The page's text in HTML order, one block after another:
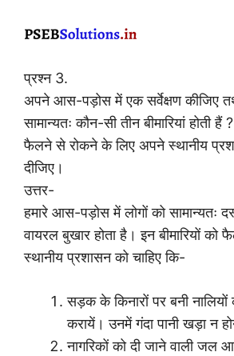
प्रश्न 3.
अपने आस-पड़ोस में एक सर्वेक्षण कीजिए
सामान्यतः कौन-सी तीन बीमारियां होती हैं
फैलने से रोकने के लिए अपने स्थानीय
दीजिए।
उत्तर-
हमारे आस-पड़ोस में लोगों को सामान्यतः
वायरल बुखार होता है। इन बीमारियों
स्थानीय प्रशासन को चाहिए कि-
सड़क के किनारों पर बनी नालियों
करायें। उनमें गंदा पानी खड़ा न
नागरिकों को दी जाने वाली जल